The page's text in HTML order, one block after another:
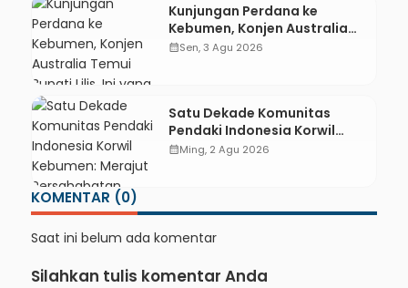
Kunjungan Perdana ke
Kebumen, Konjen Australia
Temui Bupati Lilis, Ini yang
calendar_monthSen, 3 Agu 2026
Satu Dekade Komunitas
Pendaki Indonesia Korwil
Kebumen: Merajut
calendar_monthMing, 2 Agu 2026
KOMENTAR (0)
Saat ini belum ada komentar
Silahkan tulis komentar Anda